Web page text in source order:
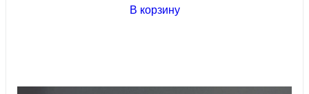
В корзину